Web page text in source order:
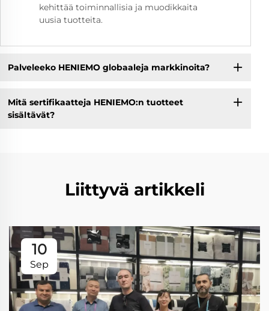
kehittää toiminnallisia ja muodikkaita
uusia tuotteita.
Palveleeko HENIEMO globaaleja markkinoita?
Mitä sertifikaatteja HENIEMO:n tuotteet
sisältävät?
Liittyvä artikkeli
10
Sep